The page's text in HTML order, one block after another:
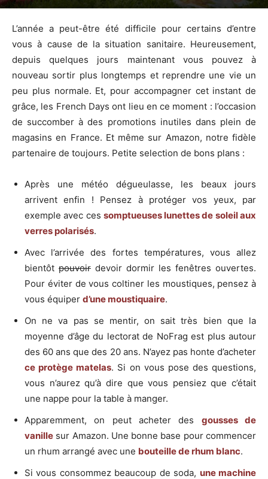
L’année a peut-être été difficile pour certains d’entre
vous à cause de la situation sanitaire. Heureusement,
depuis quelques jours maintenant vous pouvez à
nouveau sortir plus longtemps et reprendre une vie un
peu plus normale. Et, pour accompagner cet instant de
grâce, les French Days ont lieu en ce moment : l’occasion
de succomber à des promotions inutiles dans plein de
magasins en France. Et même sur Amazon, notre fidèle
partenaire de toujours. Petite selection de bons plans :
Après une météo dégueulasse, les beaux jours
arrivent enfin ! Pensez à protéger vos yeux, par
exemple avec ces somptueuses lunettes de soleil aux
verres polarisés.
Avec l’arrivée des fortes températures, vous allez
bientôt pouvoir devoir dormir les fenêtres ouvertes.
Pour éviter de vous coltiner les moustiques, pensez à
vous équiper d’une moustiquaire.
On ne va pas se mentir, on sait très bien que la
moyenne d’âge du lectorat de NoFrag est plus autour
des 60 ans que des 20 ans. N’ayez pas honte d’acheter
ce protège matelas. Si on vous pose des questions,
vous n’aurez qu’à dire que vous pensiez que c’était
une nappe pour la table à manger.
Apparemment, on peut acheter des gousses de
vanille sur Amazon. Une bonne base pour commencer
un rhum arrangé avec une bouteille de rhum blanc.
Si vous consommez beaucoup de soda, une machine